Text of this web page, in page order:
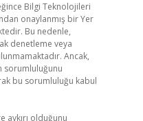
Bilgi Teknolojileri
onaylanmış bir Yer
Bu nedenle,
denetleme veya
Ancak,
sorumluluğunu
bu sorumluluğu kabul
aykırı olduğunu